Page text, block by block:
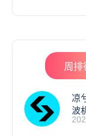
周排
凉
波